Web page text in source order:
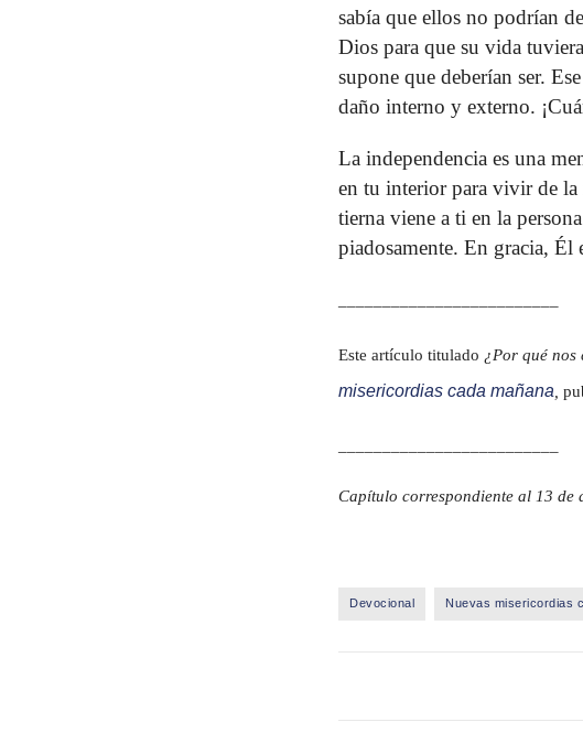
sabía que ellos no podrían
Dios para que su vida
supone que deberían ser.
daño interno y externo.
La independencia es una
en tu interior para vivir de la
tierna viene a ti en la
piadosamente. En gracia,
Este artículo titulado ¿Por qué nos
misericordias cada mañana
Capítulo correspondiente al 13 de
Devocional Nuevas misericordias